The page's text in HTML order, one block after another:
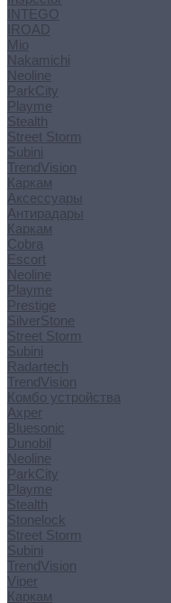
INTEGO
IROAD
Mio
Nakamichi
Neoline
ParkCity
Playme
Stealth
Street Storm
Subini
TrendVision
Каркам
Аксессуары
Антирадары
Каркам
Cobra
Escort
Neoline
Playme
Prestige
SilverStone
Street Storm
Subini
Radartech
TrendVision
Комбо устройства
Axper
Bluesonic
Dunobil
Neoline
ParkCity
Playme
Stealth
Stonelock
Street Storm
Subini
TrendVision
Viper
Каркам